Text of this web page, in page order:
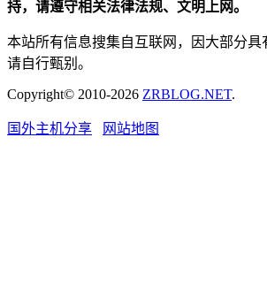
持，请遵守相关法律法规、文明上网。
本站所有信息搜集自互联网，因大部分具
请自行甄别。
Copyright© 2010-2026 ZRBLOG.NET.
国外主机分享 网站地图